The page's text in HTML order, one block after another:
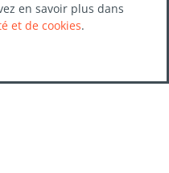
en savoir plus dans
et de cookies.